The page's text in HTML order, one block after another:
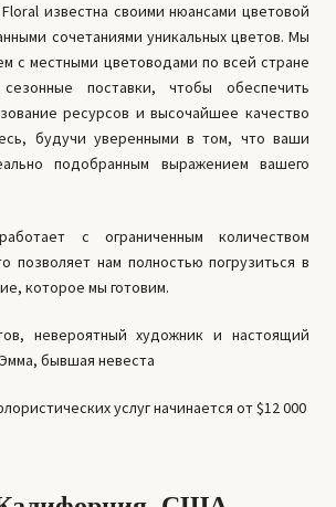
известна своими нюансами цветовой
сочетаниями уникальных цветов. Мы
с местными цветоводами по всей стране
поставки, чтобы обеспечить
ресурсов и высочайшее качество
будучи уверенными в том, что ваши
подобранным выражением вашего
с ограниченным количеством
позволяет нам полностью погрузиться в
которое мы готовим.
невероятный художник и настоящий
бывшая невеста
услуг начинается от $12 000